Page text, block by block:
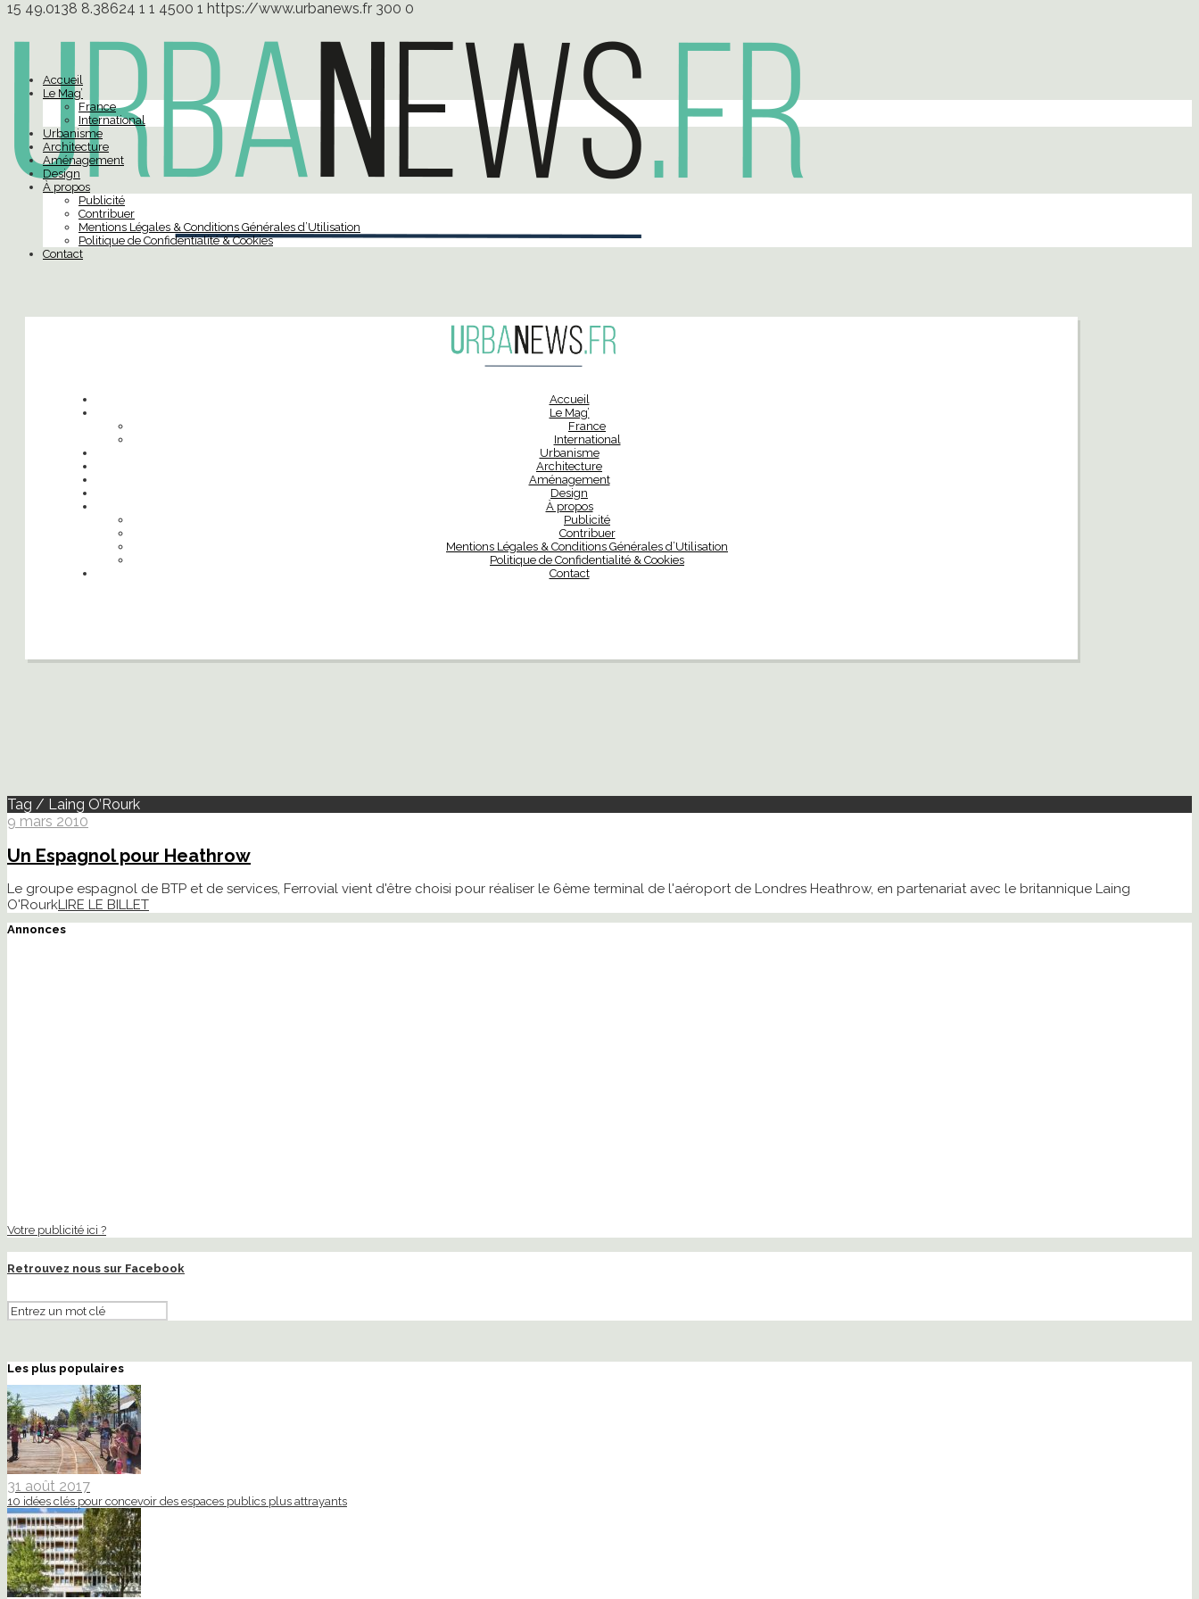
15 49.0138 8.38624 1 1 4500 1 https://www.urbanews.fr 300 0
Accueil
Le Mag’
France
International
Urbanisme
Architecture
Aménagement
Design
À propos
Publicité
Contribuer
Mentions Légales & Conditions Générales d’Utilisation
Politique de Confidentialité & Cookies
Contact
Accueil
Le Mag’
France
International
Urbanisme
Architecture
Aménagement
Design
À propos
Publicité
Contribuer
Mentions Légales & Conditions Générales d’Utilisation
Politique de Confidentialité & Cookies
Contact
Tag / Laing O’Rourk
9 mars 2010
Un Espagnol pour Heathrow
Le groupe espagnol de BTP et de services, Ferrovial vient d'être choisi pour réaliser le 6ème terminal de l'aéroport de Londres Heathrow, en partenariat avec le britannique Laing
O'RourkLIRE LE BILLET
Annonces
Votre publicité ici ?
Retrouvez nous sur Facebook
Les plus populaires
31 août 2017
10 idées clés pour concevoir des espaces publics plus attrayants